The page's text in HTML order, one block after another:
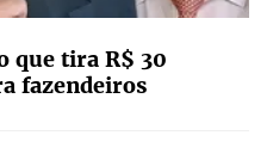
que tira R$ 30
fazendeiros